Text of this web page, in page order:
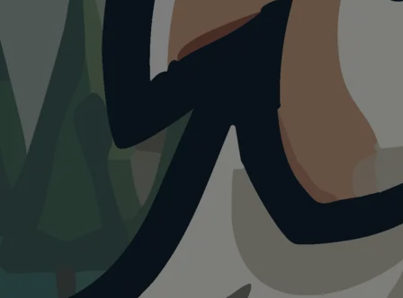
HUNDEAUSLAUF